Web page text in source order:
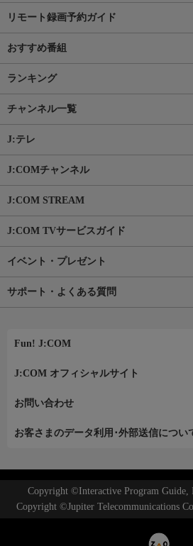
リモート録画予約ガイド
おすすめ番組
ランキング
チャンネル一覧
J:テレ
J:COMチャンネル
J:COM STREAM
J:COM TVサービスガイド
イベント・プレゼント
サポート・よくある質問
Fun! J:COM
J:COM オフィシャルサイト
お問い合わせ
お客さまのデータ利用･外部送信につい
Copyright ©Interactive Program Guide,
Copyright ©Jupiter Telecommunications